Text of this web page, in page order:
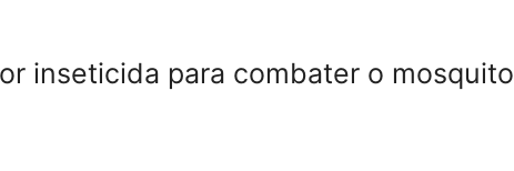
inseticida para combater o mosquito